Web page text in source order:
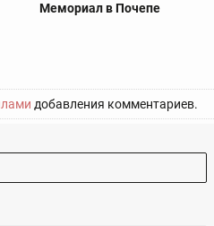
Мемориал в Почепе
добавления комментариев.